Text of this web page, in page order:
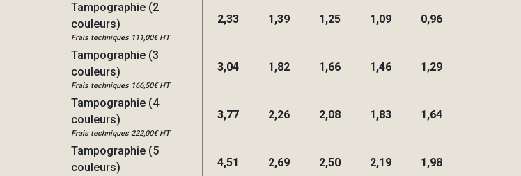
Tampographie (2
couleurs)
Frais techniques 111,00€ HT
2,33 1,39 1,25 1,09 0,96
Tampographie (3
couleurs)
Frais techniques 166,50€ HT
3,04 1,82 1,66 1,46 1,29
Tampographie (4
couleurs)
Frais techniques 222,00€ HT
3,77 2,26 2,08 1,83 1,64
Tampographie (5
couleurs)
4,51 2,69 2,50 2,19 1,98